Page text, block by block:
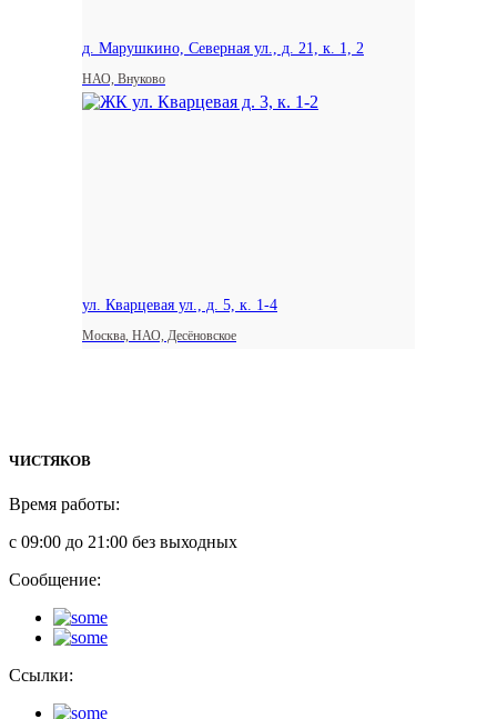
д. Марушкино, Северная ул., д. 21, к. 1, 2
НАО, Внуково
ул. Кварцевая ул., д. 5, к. 1-4
Москва, НАО, Десёновское
ЧИСТЯКОВ
Время работы:
с 09:00 до 21:00 без выходных
Сообщение:
Ссылки: